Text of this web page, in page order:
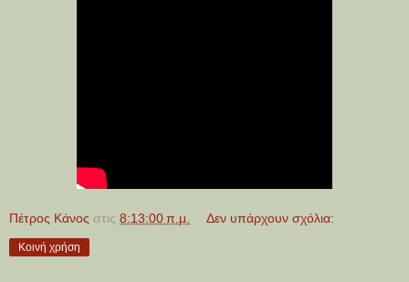
Πέτρος Κάνος στις 8:13:00 π.μ. Δεν υπάρχουν σχόλια:
Κοινή χρήση